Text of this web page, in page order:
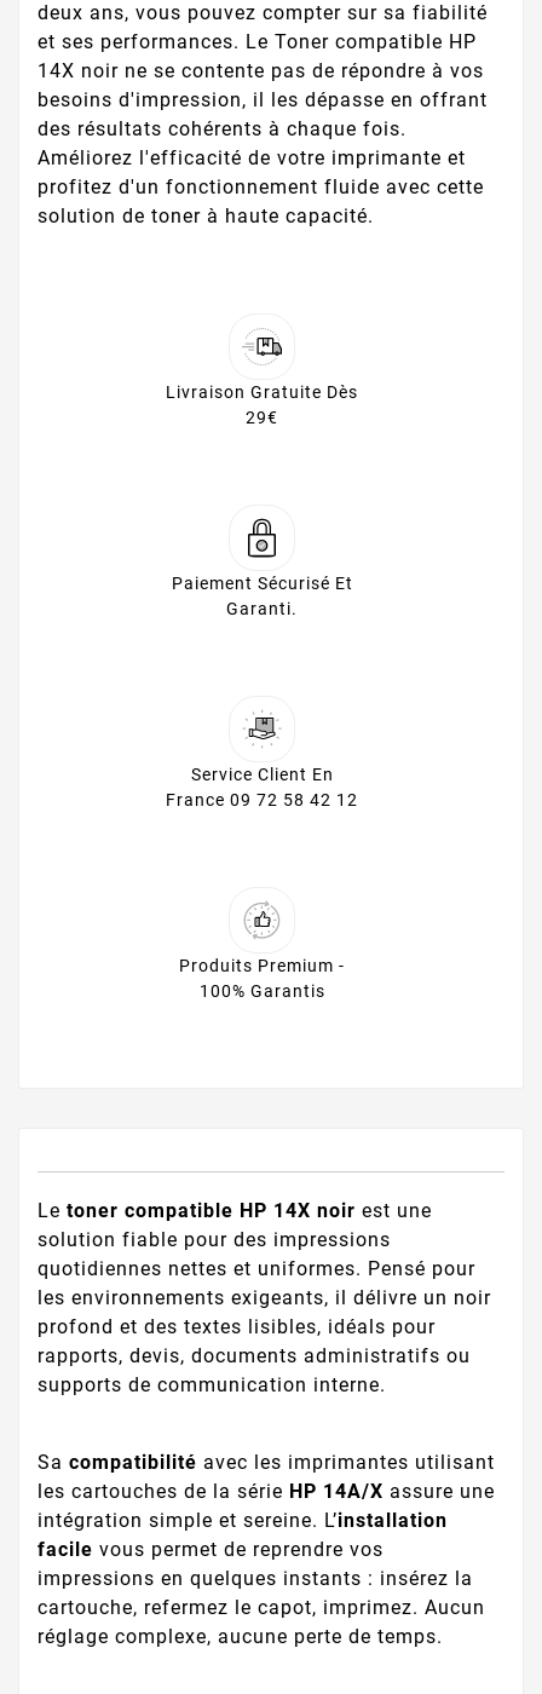
deux ans, vous pouvez compter sur sa fiabilité
et ses performances. Le Toner compatible HP
14X noir ne se contente pas de répondre à vos
besoins d'impression, il les dépasse en offrant
des résultats cohérents à chaque fois.
Améliorez l'efficacité de votre imprimante et
profitez d'un fonctionnement fluide avec cette
solution de toner à haute capacité.
Livraison Gratuite Dès
29€
Paiement Sécurisé Et
Garanti.
Service Client En
France 09 72 58 42 12
Produits Premium -
100% Garantis
Le toner compatible HP 14X noir est une
solution fiable pour des impressions
quotidiennes nettes et uniformes. Pensé pour
les environnements exigeants, il délivre un noir
profond et des textes lisibles, idéals pour
rapports, devis, documents administratifs ou
supports de communication interne.
Sa compatibilité avec les imprimantes utilisant
les cartouches de la série HP 14A/X assure une
intégration simple et sereine. L’installation
facile vous permet de reprendre vos
impressions en quelques instants : insérez la
cartouche, refermez le capot, imprimez. Aucun
réglage complexe, aucune perte de temps.